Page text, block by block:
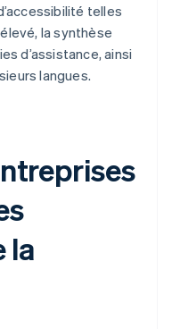
telles
la synthèse
d’assistance, ainsi
langues.
la